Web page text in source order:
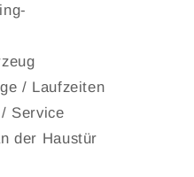
/ Laufzeiten
Service
der Haustür